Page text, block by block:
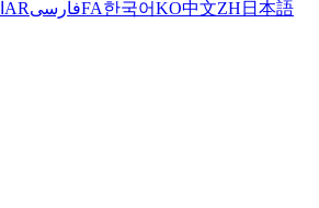
ARفارسیFA한국어KO中文ZH 日本語